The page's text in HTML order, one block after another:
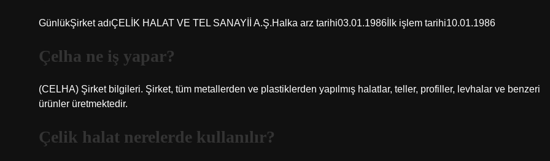
GünlükŞirket adıÇELİK HALAT VE TEL SANAYİİ A.Ş.Halka arz tarihi03.01.1986İlk işlem tarihi10.01.1986
Çelha ne iş yapar?
(CELHA) Şirket bilgileri. Şirket, tüm metallerden ve plastiklerden yapılmış halatlar, teller, profiller, levhalar ve benzeri
ürünler üretmektedir.
Çelik halat nerelerde kullanılır?